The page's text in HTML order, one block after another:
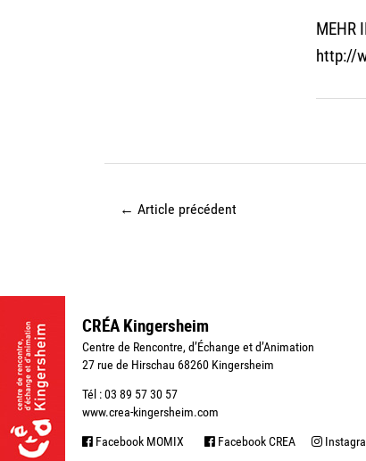
MEHR
http://
← Article précédent
CRÉA Kingersheim
Centre de Rencontre, d’Échange et d’Animation
27 rue de Hirschau 68260 Kingersheim
Tél : 03 89 57 30 57
www.crea-kingersheim.com
Facebook MOMIX Facebook CREA